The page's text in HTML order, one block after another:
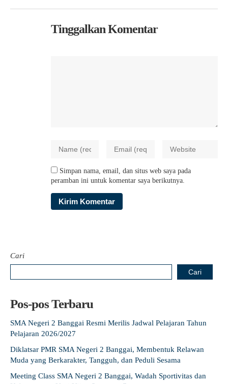
Tinggalkan Komentar
Simpan nama, email, dan situs web saya pada
peramban ini untuk komentar saya berikutnya.
Cari
Cari
Pos-pos Terbaru
SMA Negeri 2 Banggai Resmi Merilis Jadwal Pelajaran Tahun
Pelajaran 2026/2027
Diklatsar PMR SMA Negeri 2 Banggai, Membentuk Relawan
Muda yang Berkarakter, Tangguh, dan Peduli Sesama
Meeting Class SMA Negeri 2 Banggai, Wadah Sportivitas dan